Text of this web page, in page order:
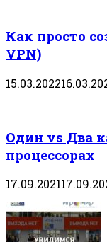
Как просто
VPN)
15.03.2022
Один vs Два
процессорах
17.09.2021